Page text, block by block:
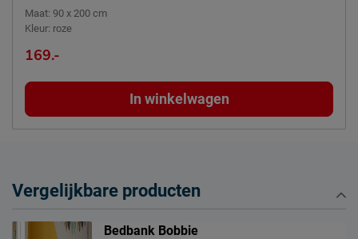
Maat: 90 x 200 cm
Kleur: roze
169.-
In winkelwagen
Vergelijkbare producten
Bedbank Bobbie